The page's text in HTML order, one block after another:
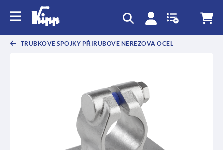
TRUBKOVÉ SPOJKY PŘÍRUBOVÉ NEREZOVÁ OCEL